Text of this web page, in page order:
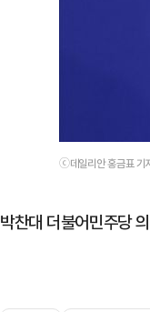
ⓒ데일리안 홍금표 기
박찬대 더불어민주당